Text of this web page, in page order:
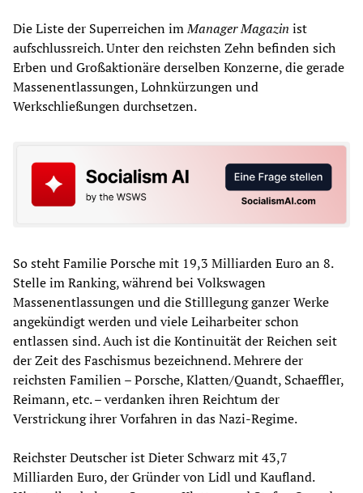
Die Liste der Superreichen imManager Magazin ist
aufschlussreich. Unter den reichsten Zehn befinden sich
Erben und Großaktionäre derselben Konzerne, die gerade
Massenentlassungen, Lohnkürzungen und
Werkschließungen durchsetzen.
So steht Familie Porsche mit 19,3 Milliarden Euro an 8.
Stelle im Ranking, während bei Volkswagen
Massenentlassungen und die Stilllegung ganzer Werke
angekündigt werden und viele Leiharbeiter schon
entlassen sind. Auch ist die Kontinuität der Reichen seit
der Zeit des Faschismus bezeichnend. Mehrere der
reichsten Familien – Porsche, Klatten/Quandt, Schaeffler,
Reimann, etc. – verdanken ihren Reichtum der
Verstrickung ihrer Vorfahren in das Nazi-Regime.
Reichster Deutscher ist Dieter Schwarz mit 43,7
Milliarden Euro, der Gründer von Lidl und Kaufland.